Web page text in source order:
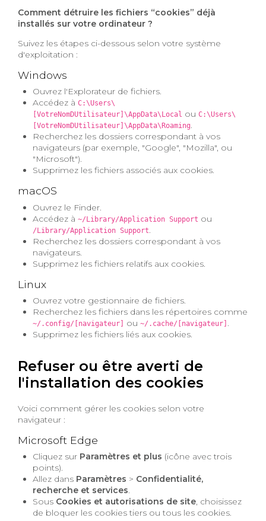
Comment détruire les fichiers “cookies” déjà
installés sur votre ordinateur ?
Suivez les étapes ci-dessous selon votre système
d'exploitation :
Windows
Ouvrez l'Explorateur de fichiers.
Accédez àC:\Users\
[VotreNomDUtilisateur]\AppData\Local ouC:\Users\
[VotreNomDUtilisateur]\AppData\Roaming.
Recherchez les dossiers correspondant à vos
navigateurs (par exemple, "Google", "Mozilla", ou
"Microsoft").
Supprimez les fichiers associés aux cookies.
macOS
Ouvrez le Finder.
Accédez à~/Library/Application Support ou
/Library/Application Support
Recherchez les dossiers correspondant à vos
navigateurs.
Supprimez les fichiers relatifs aux cookies.
Linux
Ouvrez votre gestionnaire de fichiers.
Recherchez les fichiers dans les répertoires comme
~/.config/[navigateur] ou~/.cache/[navigateur] .
Supprimez les fichiers liés aux cookies.
Refuser ou être averti de
l'installation des cookies
Voici comment gérer les cookies selon votre
navigateur :
Microsoft Edge
Cliquez sur Paramètres et plus (icône avec trois
points).
Allez dans Paramètres > Confidentialité,
recherche et services.
Sous Cookies et autorisations de site, choisissez
de bloquer les cookies tiers ou tous les cookies.